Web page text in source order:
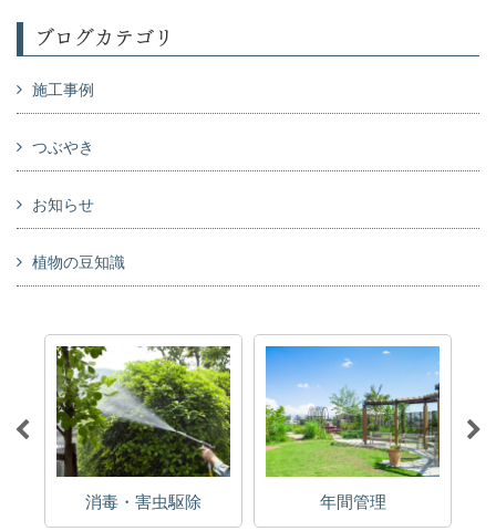
ブログカテゴリ
施工事例
つぶやき
お知らせ
植物の豆知識
消毒・害虫駆除 年間管理